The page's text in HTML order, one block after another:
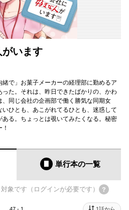
がいます
で」お菓子メーカーの経理部に勤めるア
た。それは、昨日できたばかりの、かわ
同じ会社の企画部で働く勝気な同期女
とも、あこがれてるひとも、迷惑して
る。ちょっとは覗いてみたくなる。秘密
単行本の一覧
対象です（ログインが必要です）